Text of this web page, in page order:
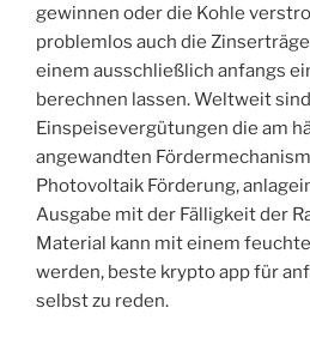
gewinnen oder die Kohle
problemlos auch die
einem ausschließlich anfangs
berechnen lassen. Weltweit sind
Einspeisevergütungen die am
angewandten
Photovoltaik Förderung,
Ausgabe mit der Fälligkeit der
Material kann mit einem
werden, beste krypto app für
selbst zu reden.